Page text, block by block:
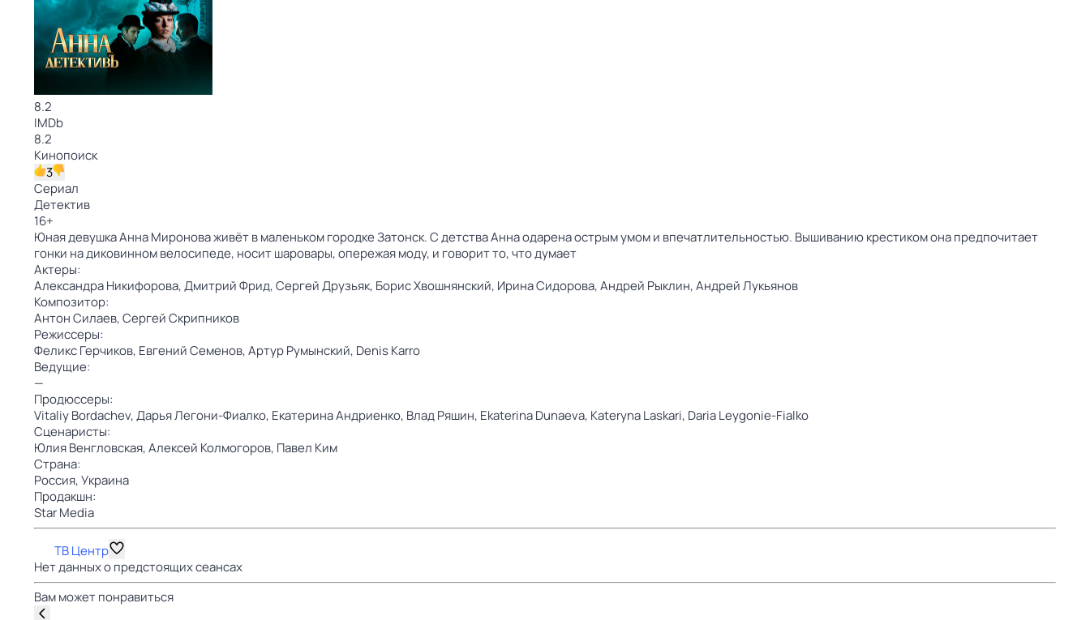
8.2
IMDb
8.2
Кинопоиск
3
Сериал
Детектив
16+
Юная девушка Анна Миронова живёт в маленьком городке Затонск. С детства Анна одарена острым умом и впечатлительностью. Вышиванию крестиком она предпочитает
гонки на диковинном велосипеде, носит шаровары, опережая моду, и говорит то, что думает
Актеры:
Александра Никифорова,Дмитрий Фрид,Сергей Друзьяк, Борис Хвошнянский, Ирина Сидорова,Андрей Рыклин,Андрей Лукьянов
Композитор:
Антон Силаев,Сергей Скрипников
Режиссеры:
Феликс Герчиков, Евгений Семенов,Артур Румынский, Denis Karro
Ведущие:
—
Продюссеры:
Vitaliy Bordachev,Дарья Легони-Фиалко, Екатерина Андриенко, Влад Ряшин, Ekaterina Dunaeva, Kateryna Laskari, Daria Leygonie-Fialko
Сценаристы:
Юлия Венгловская,Алексей Колмогоров, Павел Ким
Страна:
Россия,Украина
Продакшн:
Star Media
ТВ Центр
Нет данных о предстоящих сеансах
Вам может понравиться